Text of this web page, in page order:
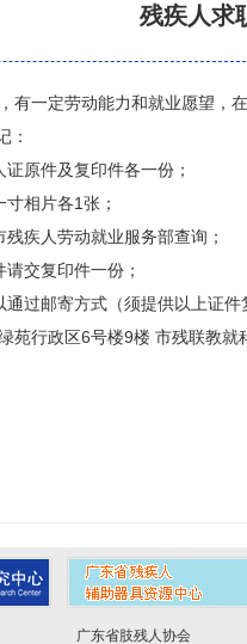
残疾人求
一定劳动能力和就业愿望，
：
原件及复印件各一份；
相片各1张；
疾人劳动就业服务部查询；
交复印件一份；
过邮寄方式（须提供以上证件
苑行政区6号楼9楼 市残联教就
广东省肢残人协会